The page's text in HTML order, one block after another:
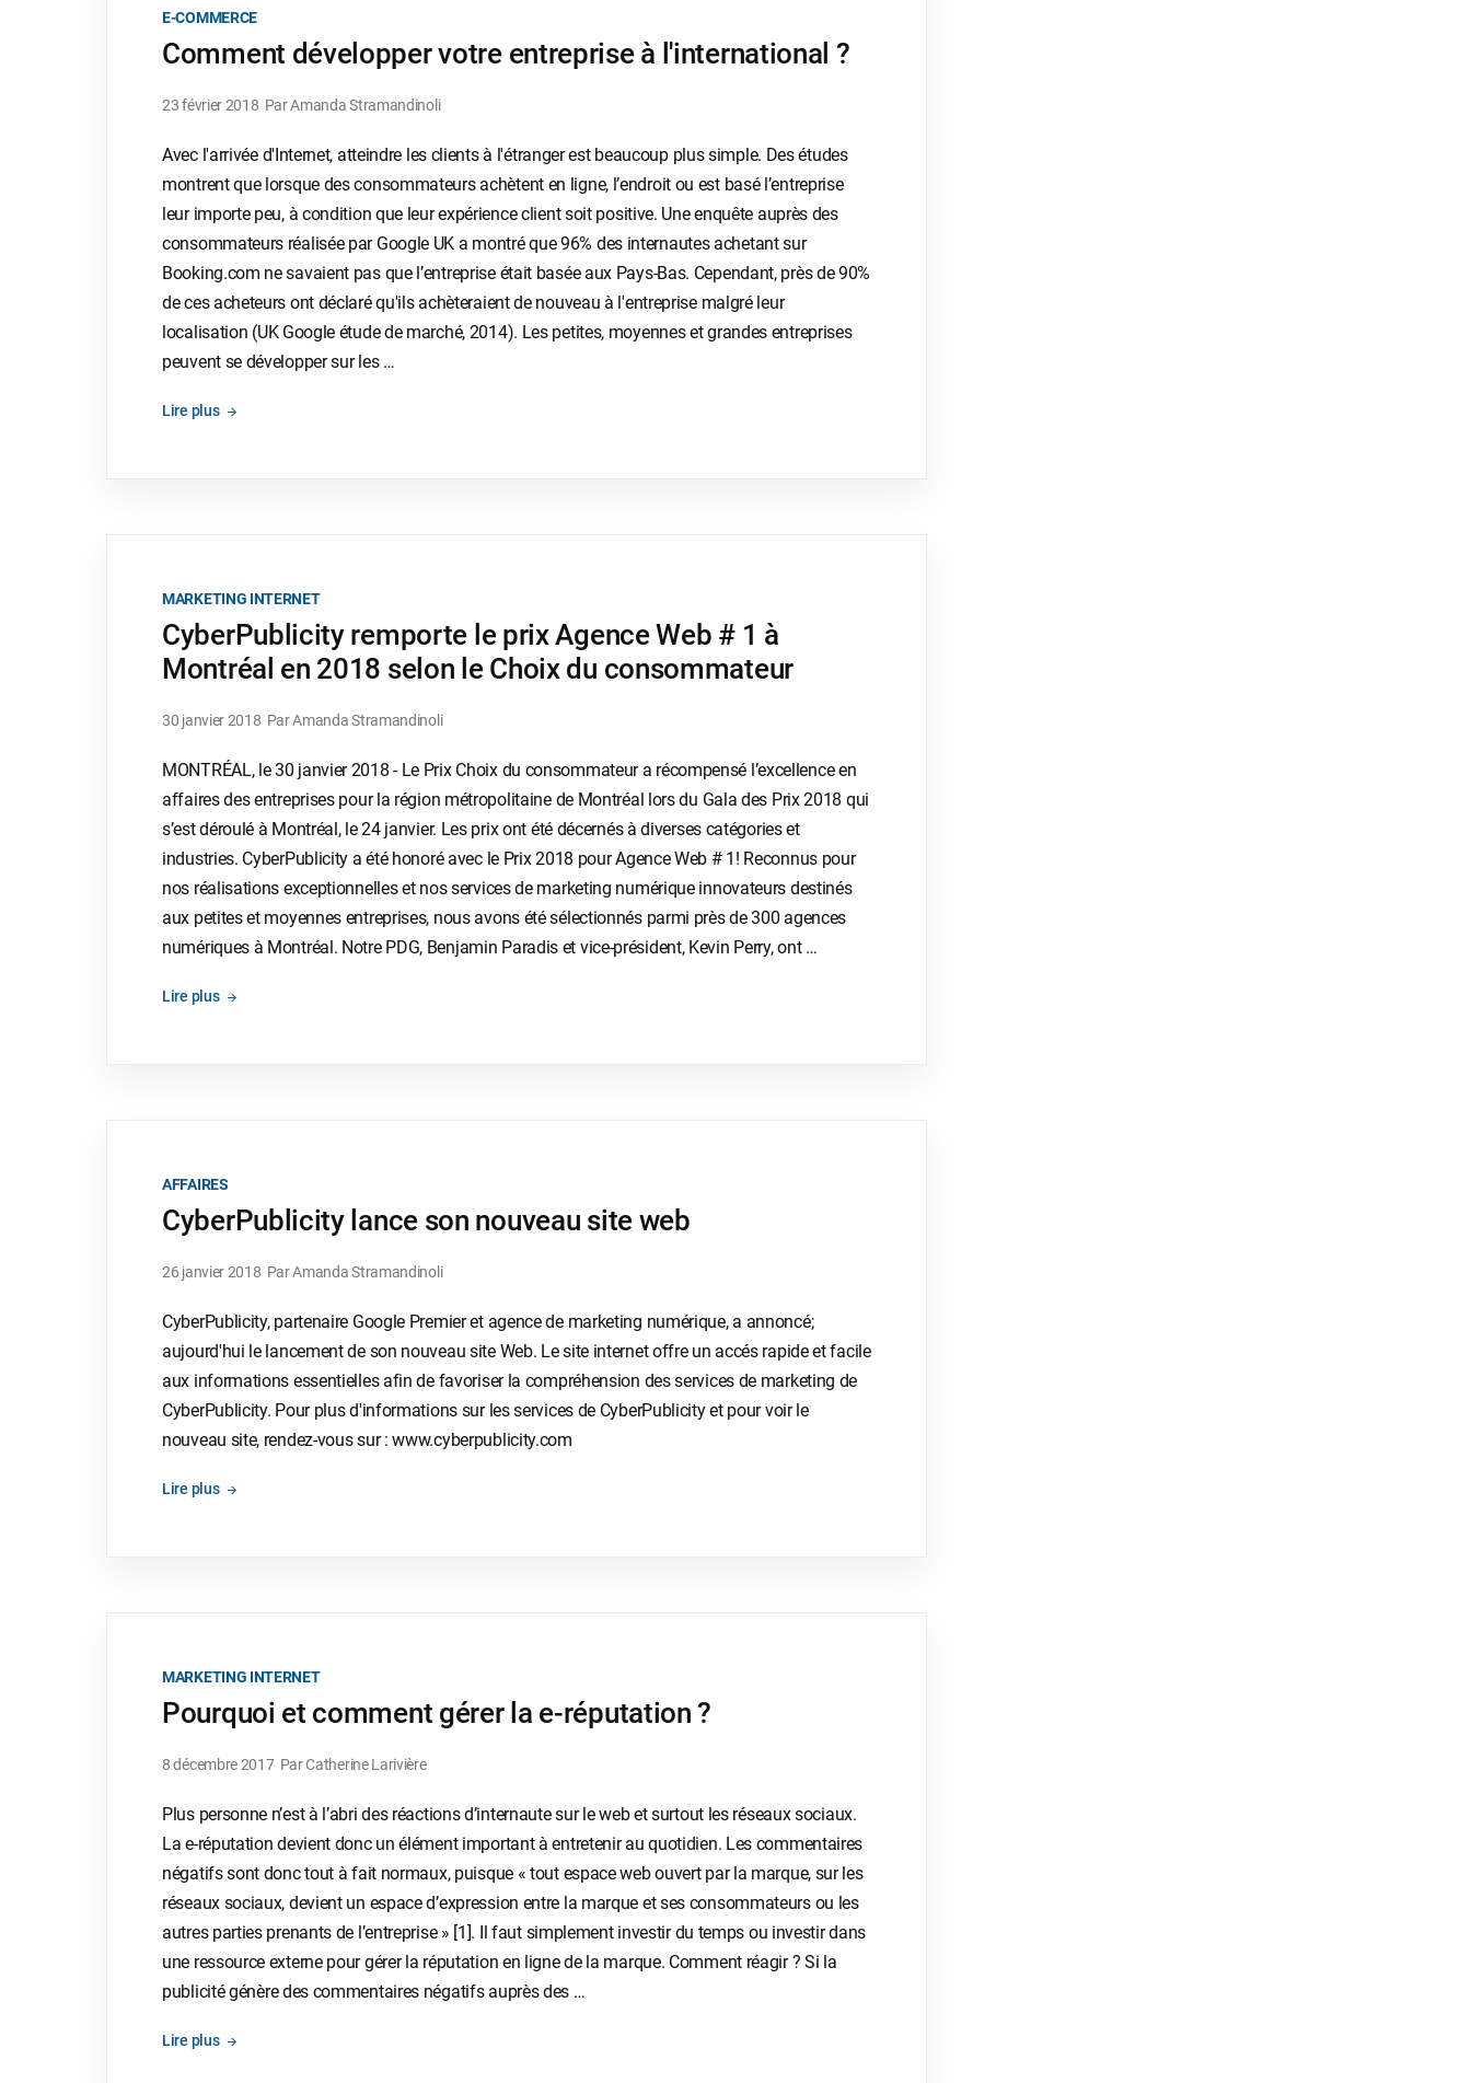
E-COMMERCE
Comment développer votre entreprise à l'international ?
23 février 2018 Par Amanda Stramandinoli
Avec l'arrivée d'Internet, atteindre les clients à l'étranger est beaucoup plus simple. Des études
montrent que lorsque des consommateurs achètent en ligne, l’endroit ou est basé l’entreprise
leur importe peu, à condition que leur expérience client soit positive. Une enquête auprès des
consommateurs réalisée par Google UK a montré que 96% des internautes achetant sur
Booking.com ne savaient pas que l’entreprise était basée aux Pays-Bas. Cependant, près de 90%
de ces acheteurs ont déclaré qu'ils achèteraient de nouveau à l'entreprise malgré leur
localisation (UK Google étude de marché, 2014). Les petites, moyennes et grandes entreprises
peuvent se développer sur les …
Lire plus
MARKETING INTERNET
CyberPublicity remporte le prix Agence Web # 1 à
Montréal en 2018 selon le Choix du consommateur
30 janvier 2018 Par Amanda Stramandinoli
MONTRÉAL, le 30 janvier 2018 - Le Prix Choix du consommateur a récompensé l’excellence en
affaires des entreprises pour la région métropolitaine de Montréal lors du Gala des Prix 2018 qui
s’est déroulé à Montréal, le 24 janvier. Les prix ont été décernés à diverses catégories et
industries. CyberPublicity a été honoré avec le Prix 2018 pour Agence Web # 1! Reconnus pour
nos réalisations exceptionnelles et nos services de marketing numérique innovateurs destinés
aux petites et moyennes entreprises, nous avons été sélectionnés parmi près de 300 agences
numériques à Montréal. Notre PDG, Benjamin Paradis et vice-président, Kevin Perry, ont …
Lire plus
AFFAIRES
CyberPublicity lance son nouveau site web
26 janvier 2018 Par Amanda Stramandinoli
CyberPublicity, partenaire Google Premier et agence de marketing numérique, a annoncé;
aujourd'hui le lancement de son nouveau site Web. Le site internet offre un accés rapide et facile
aux informations essentielles afin de favoriser la compréhension des services de marketing de
CyberPublicity. Pour plus d'informations sur les services de CyberPublicity et pour voir le
nouveau site, rendez-vous sur : www.cyberpublicity.com
Lire plus
MARKETING INTERNET
Pourquoi et comment gérer la e-réputation ?
8 décembre 2017 Par Catherine Larivière
Plus personne n’est à l’abri des réactions d’internaute sur le web et surtout les réseaux sociaux.
La e-réputation devient donc un élément important à entretenir au quotidien. Les commentaires
négatifs sont donc tout à fait normaux, puisque « tout espace web ouvert par la marque, sur les
réseaux sociaux, devient un espace d’expression entre la marque et ses consommateurs ou les
autres parties prenants de l’entreprise » [1]. Il faut simplement investir du temps ou investir dans
une ressource externe pour gérer la réputation en ligne de la marque. Comment réagir ? Si la
publicité génère des commentaires négatifs auprès des …
Lire plus